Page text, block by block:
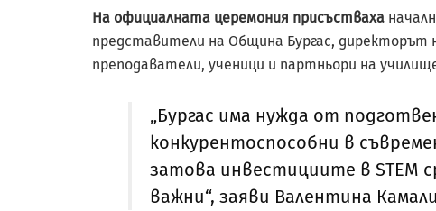
На официалната церемония присъстваха
представители на Община Бургас, директорът
преподаватели, ученици и партньори на
„Бургас има нужда от
конкурентоспособни в
затова инвестициите в STEM
важни“, заяви Валентина